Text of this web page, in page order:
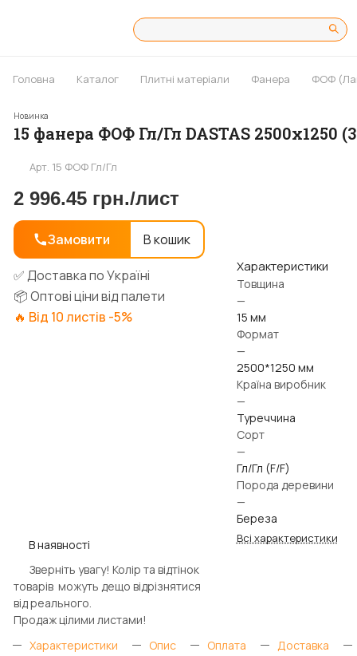
Головна Каталог Плитні матеріали Фанера ФОФ
Новинка
15 фанера ФОФ Гл/Гл DASTAS 2500х1250
Арт. 15 ФОФ Гл/Гл
2 996.45 грн./лист
Замовити В кошик
✅ Доставка по Україні
📦 Оптові ціни від палети
🔥 Від 10 листів -5%
В наявності
Зверніть увагу! Колір та відтінок
товарів можуть дещо відрізнятися
від реального.
Продаж цілими листами!
Характеристики
Товщина
—
15 мм
Формат
—
2500*1250 мм
Країна виробник
—
Туреччина
Cорт
—
Гл/Гл (F/F)
Порода деревини
—
Береза
Всі характеристики
Характеристики Опис Оплата Доставка